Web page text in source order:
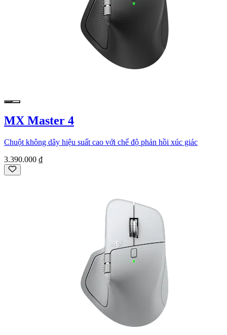
MX Master 4
Chuột không dây hiệu suất cao với chế độ phản hồi xúc giác
3.390.000 ₫